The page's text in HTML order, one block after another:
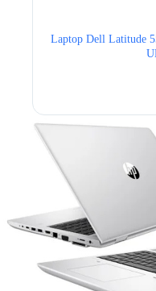
Laptop Dell Latitude